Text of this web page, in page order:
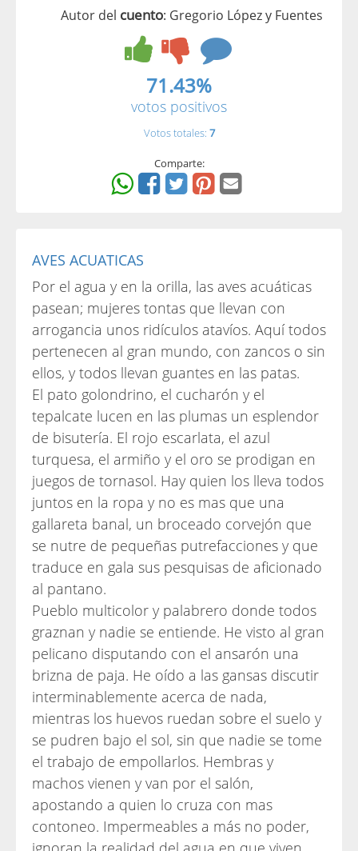
Autor del cuento: Gregorio López y Fuentes
71.43%
votos positivos
Votos totales: 7
Comparte:
AVES ACUATICAS
Por el agua y en la orilla, las aves acuáticas
pasean; mujeres tontas que llevan con
arrogancia unos ridículos atavíos. Aquí todos
pertenecen al gran mundo, con zancos o sin
ellos, y todos llevan guantes en las patas.
El pato golondrino, el cucharón y el
tepalcate lucen en las plumas un esplendor
de bisutería. El rojo escarlata, el azul
turquesa, el armiño y el oro se prodigan en
juegos de tornasol. Hay quien los lleva todos
juntos en la ropa y no es mas que una
gallareta banal, un broceado corvejón que
se nutre de pequeñas putrefacciones y que
traduce en gala sus pesquisas de aficionado
al pantano.
Pueblo multicolor y palabrero donde todos
graznan y nadie se entiende. He visto al gran
pelicano disputando con el ansarón una
brizna de paja. He oído a las gansas discutir
interminablemente acerca de nada,
mientras los huevos ruedan sobre el suelo y
se pudren bajo el sol, sin que nadie se tome
el trabajo de empollarlos. Hembras y
machos vienen y van por el salón,
apostando a quien lo cruza con mas
contoneo. Impermeables a más no poder,